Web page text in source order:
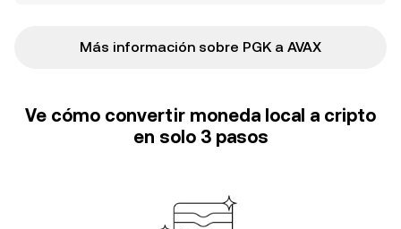
Más información sobre PGK a AVAX
Ve cómo convertir moneda local a cripto
en solo 3 pasos